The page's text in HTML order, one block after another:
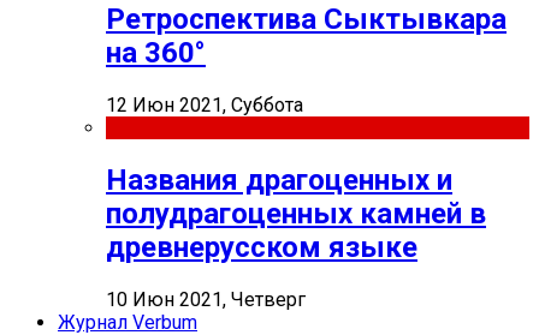
Ретроспектива Сыктывкара
на 360°
12 Июн 2021, Суббота
Названия драгоценных и
полудрагоценных камней в
древнерусском языке
10 Июн 2021, Четверг
Журнал Verbum